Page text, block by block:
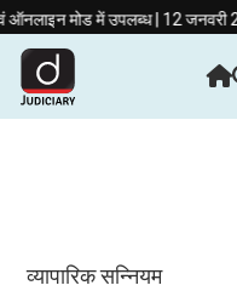
मोड में उपलब्ध | 12 जनवरी 2026 से
व्यापारिक सन्नियम